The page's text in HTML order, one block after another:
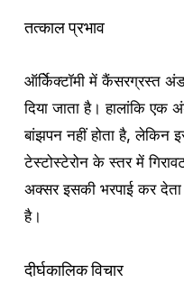
तत्काल प्रभाव
ऑर्किेक्टॉमी में कैंसरग्रस्त
दिया जाता है। हालांकि
बांझपन नहीं होता है,
टेस्टोस्टेरोन के स्तर में
अक्सर इसकी भरपाई कर देता
है।
दीर्घकालिक विचार